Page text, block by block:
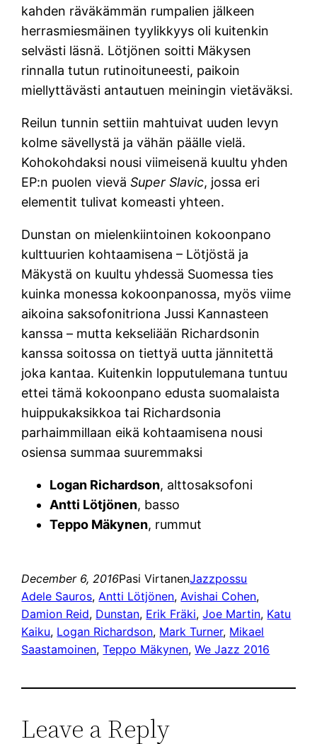
kahden räväkämmän rumpalien jälkeen
herrasmiesmäinen tyylikkyys oli kuitenkin
selvästi läsnä. Lötjönen soitti Mäkysen
rinnalla tutun rutinoituneesti, paikoin
miellyttävästi antautuen meiningin vietäväksi.
Reilun tunnin settiin mahtuivat uuden levyn
kolme sävellystä ja vähän päälle vielä.
Kohokohdaksi nousi viimeisenä kuultu yhden
EP:n puolen vieväSuper Slavic, jossa eri
elementit tulivat komeasti yhteen.
Dunstan on mielenkiintoinen kokoonpano
kulttuurien kohtaamisena – Lötjöstä ja
Mäkystä on kuultu yhdessä Suomessa ties
kuinka monessa kokoonpanossa, myös viime
aikoina saksofonitriona Jussi Kannasteen
kanssa – mutta kekseliään Richardsonin
kanssa soitossa on tiettyä uutta jännitettä
joka kantaa. Kuitenkin lopputulemana tuntuu
ettei tämä kokoonpano edusta suomalaista
huippukaksikkoa tai Richardsonia
parhaimmillaan eikä kohtaamisena nousi
osiensa summaa suuremmaksi
Logan Richardson, alttosaksofoni
Antti Lötjönen, basso
Teppo Mäkynen, rummut
December 6, 2016Pasi VirtanenJazzpossu
Adele Sauros, Antti Lötjönen, Avishai Cohen
Damion Reid, Dunstan, Erik Fräki, Joe Martin, Katu
Kaiku, Logan Richardson, Mark Turner, Mikael
Saastamoinen, Teppo Mäkynen, We Jazz 2016
Leave a Reply